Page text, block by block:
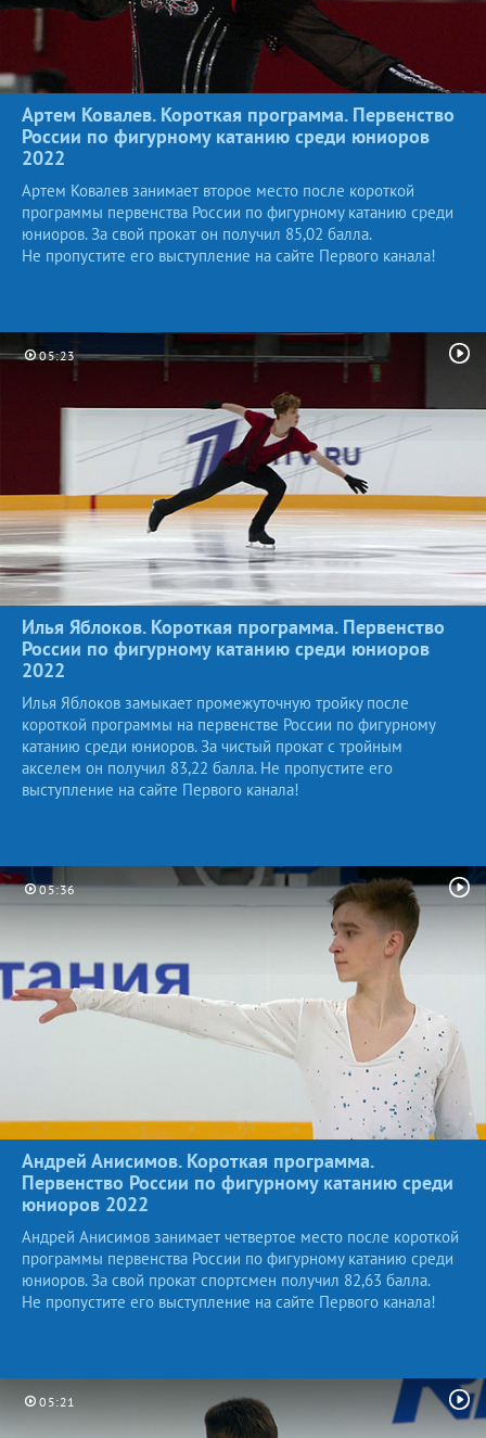
Артем Ковалев. Короткая программа. Первенство
России по фигурному катанию среди юниоров
2022
Артем Ковалев занимает второе место после короткой
программы первенства России по фигурному катанию среди
юниоров. За свой прокат он получил 85,02 балла.
Не пропустите его выступление на сайте Первого канала!
05:23
Илья Яблоков. Короткая программа. Первенство
России по фигурному катанию среди юниоров
2022
Илья Яблоков замыкает промежуточную тройку после
короткой программы на первенстве России по фигурному
катанию среди юниоров. За чистый прокат с тройным
акселем он получил 83,22 балла. Не пропустите его
выступление на сайте Первого канала!
05:36
Андрей Анисимов. Короткая программа.
Первенство России по фигурному катанию среди
юниоров 2022
Андрей Анисимов занимает четвертое место после короткой
программы первенства России по фигурному катанию среди
юниоров. За свой прокат спортсмен получил 82,63 балла.
Не пропустите его выступление на сайте Первого канала!
05:21